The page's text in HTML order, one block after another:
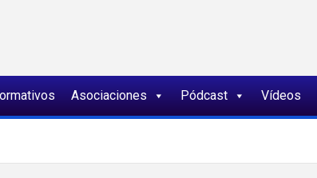
Asociaciones Pódcast Vídeos